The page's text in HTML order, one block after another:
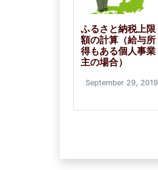
ふるさと納税上限
額の計算（給与所
得もある個人事業
主の場合）
September 29, 2019